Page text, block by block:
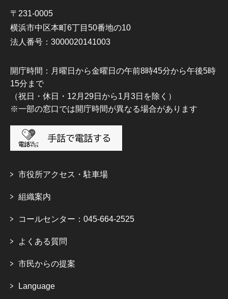
〒231-0005
横浜市中区本町6丁目50番地の10
法人番号：3000020141003
開庁時間：月曜日から金曜日の午前8時45分から午後5時
15分まで
（祝日・休日・12月29日から1月3日を除く）
※一部の窓口では開庁時間が異なる場合があります
市役所アクセス・駐車場
組織案内
コールセンター：045-664-2525
よくある質問
市民からの提案
Language